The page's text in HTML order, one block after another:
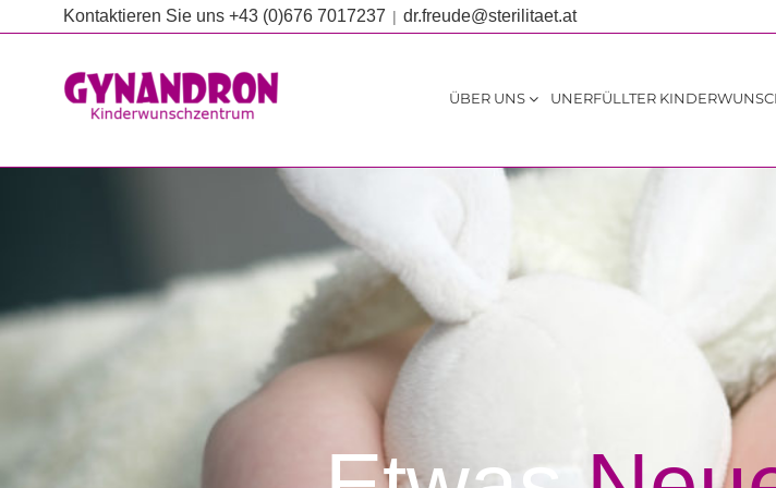
Inhalt
Kontaktieren Sie uns +43 (0)676 7017237 | dr.freude@sterilitaet.at
ÜBER UNS UNERFÜLLTER